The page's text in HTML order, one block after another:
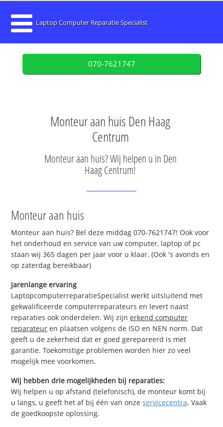
Laptop Computer Reparatie Specialist
070-7621747
Monteur aan huis Den Haag
Centrum
Monteur aan huis? Wij helpen u in Den
Haag Centrum!
Monteur aan huis
Monteur aan huis? Bel deze middag 070-7621747! Ook voor
het onderhoud en service van uw computer, laptop of pc
staan wij 365 dagen per jaar voor u klaar. (Ook 's avonds en
op zaterdag bereikbaar)
Jarenlange ervaring
LaptopcomputerreparatieSpecialist werkt uitsluitend met
gekwalificeerde computerreparateurs en levert naast
reparaties ook onderdelen. Wij zijnerkend computer
reparateur en plaatsen volgens de ISO en NEN norm. Dat
geeft u de zekerheid dat er goed gerepareerd is met
garantie. Toekomstige problemen worden hier zo veel
mogelijk mee voorkomen.
Wij hebben drie mogelijkheden bij reparaties:
Wij helpen u op afstand (telefonisch), de monteur komt bij
u langs, u geeft het af bij één van onzeservicecentra. Vaak
de goedkoopste oplossing.